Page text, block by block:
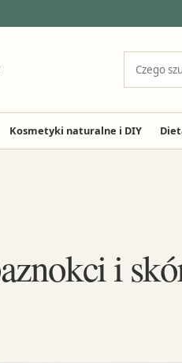
Kosmetyki naturalne i DIY
i